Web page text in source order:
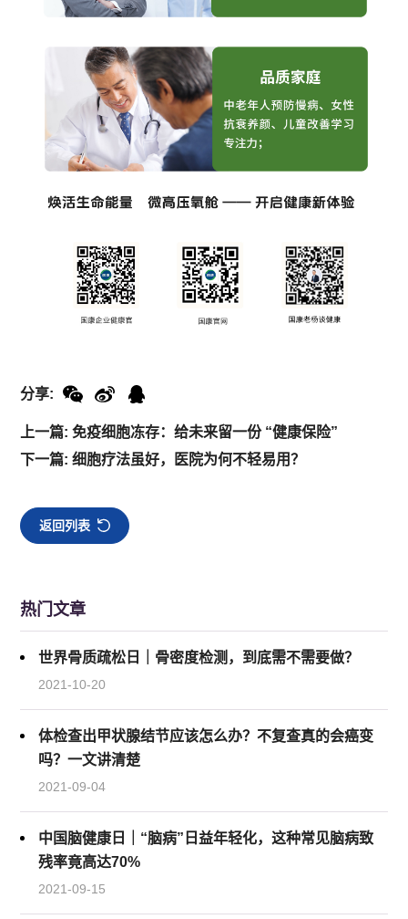
上一篇: 免疫细胞冻存：给未来留一份 “健康保险”
下一篇: 细胞疗法虽好，医院为何不轻易用？
分享:
返回列表
热门文章
世界骨质疏松日｜骨密度检测，到底需不需要做？
2021-10-20
体检查出甲状腺结节应该怎么办？不复查真的会癌变
吗？一文讲清楚
2021-09-04
中国脑健康日｜“脑病”日益年轻化，这种常见脑病致
残率竟高达70%
2021-09-15